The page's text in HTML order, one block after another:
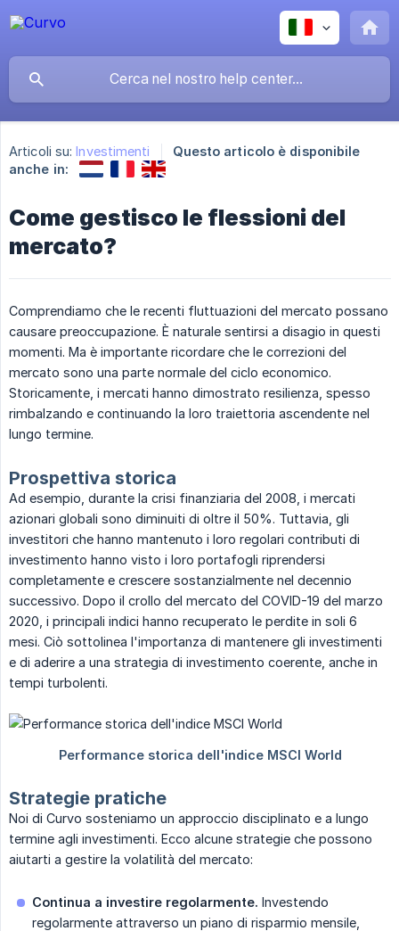
Articoli su: Investimenti
Questo articolo è disponibile
anche in:
Come gestisco le flessioni del
mercato?
Comprendiamo che le recenti fluttuazioni del mercato possano
causare preoccupazione. È naturale sentirsi a disagio in questi
momenti. Ma è importante ricordare che le correzioni del
mercato sono una parte normale del ciclo economico.
Storicamente, i mercati hanno dimostrato resilienza, spesso
rimbalzando e continuando la loro traiettoria ascendente nel
lungo termine.
Prospettiva storica
Ad esempio, durante la crisi finanziaria del 2008, i mercati
azionari globali sono diminuiti di oltre il 50%. Tuttavia, gli
investitori che hanno mantenuto i loro regolari contributi di
investimento hanno visto i loro portafogli riprendersi
completamente e crescere sostanzialmente nel decennio
successivo. Dopo il crollo del mercato del COVID-19 del marzo
2020, i principali indici hanno recuperato le perdite in soli 6
mesi. Ciò sottolinea l'importanza di mantenere gli investimenti
e di aderire a una strategia di investimento coerente, anche in
tempi turbolenti.
Strategie pratiche
Noi di Curvo sosteniamo un approccio disciplinato e a lungo
termine agli investimenti. Ecco alcune strategie che possono
aiutarti a gestire la volatilità del mercato:
Continua a investire regolarmente. Investendo
regolarmente attraverso un piano di risparmio mensile,